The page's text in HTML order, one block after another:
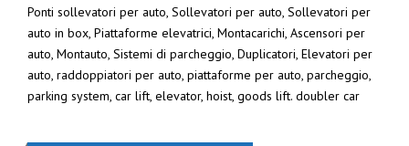
Ponti sollevatori per auto, Sollevatori per auto, Sollevatori per
auto in box, Piattaforme elevatrici, Montacarichi, Ascensori per
auto, Montauto, Sistemi di parcheggio, Duplicatori, Elevatori per
auto, raddoppiatori per auto, piattaforme per auto, parcheggio,
parking system, car lift, elevator, hoist, goods lift. doubler car